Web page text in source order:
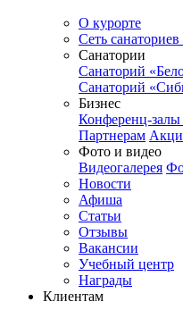
О курорте
Сеть
Санатории
Санаторий
Санаторий
Бизнес
Конференц-залы
Партнерам
Фото и видео
Видеогалерея
Новости
Афиша
Статьи
Отзывы
Вакансии
Учебный центр
Награды
Клиентам